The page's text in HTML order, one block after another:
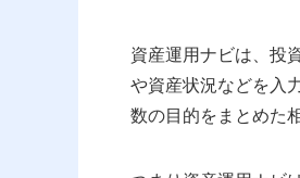
資産運用ナビは、投
や資産状況などを入
数の目的をまとめた